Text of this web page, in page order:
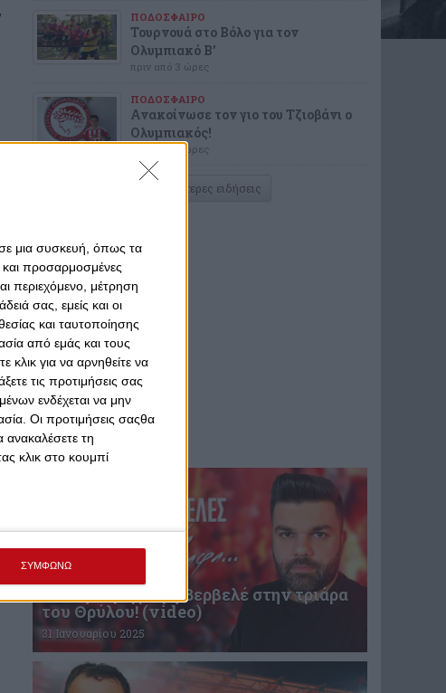
μια συσκευή, όπως τα
προσαρμοσμένες
περιεχόμενο, μέτρηση
σας, εμείς και οι
και ταυτοποίησης
από εμάς και τους
για να αρνηθείτε να
τις προτιμήσεις σας
ενδέχεται να μην
Οι προτιμήσεις σαςθα
ανακαλέσετε τη
κλικ στο κουμπί
ΣΥΜΦΩΝΩ
ΠΟΔΟΣΦΑΙΡΟ
Τουρνουά στο Βόλο για τον
Ολυμπιακό Β'
πριν από 3 ώρες
ΠΟΔΟΣΦΑΙΡΟ
Ανακοίνωσε τον γιο του Τζιοβάνι ο
Ολυμπιακός!
πριν από 5 ώρες
Περισσότερες ειδήσεις
Επική περιγραφή Βερβελέ στην τριάρα
του Θρύλου! (video)
31 Ιανουαρίου 2025